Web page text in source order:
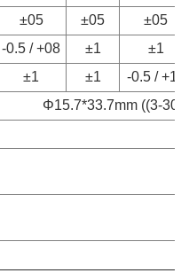
±05 ±05
±05
-0.5 / +08 ±1
±1
±1 ±1
-0.5 / +15
Φ15.7*33.7mm ((3-